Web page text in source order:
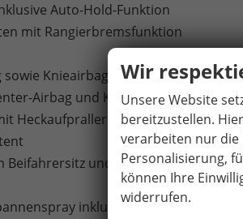
Auto-Hold-Funktion
mit Rangierbremsfunktion
Knieairbag auf Fahrerseite und
Airbag und Kopfairbags
Heckaufprallerkennung
Beifahrersitz und den äußeren
inklusiveKompressor)
Wir
Unsere Website
bereitzustellen.
verarbeiten nur die
Personalisierung,
können Ihre
widerrufen.